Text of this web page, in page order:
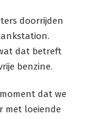
doorrijden
dat betreft
benzine.
dat we
met loeiende